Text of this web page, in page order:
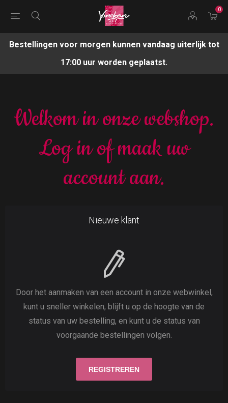
0
Bestellingen voor morgen kunnen vandaag uiterlijk tot
17:00 uur worden geplaatst.
Welkom in onze webshop.
Log in of maak uw
account aan.
Nieuwe klant
Door het aanmaken van een account in onze webwinkel,
kunt u sneller winkelen, blijft u op de hoogte van de
status van uw bestelling, en kunt u de status van
voorgaande bestellingen volgen.